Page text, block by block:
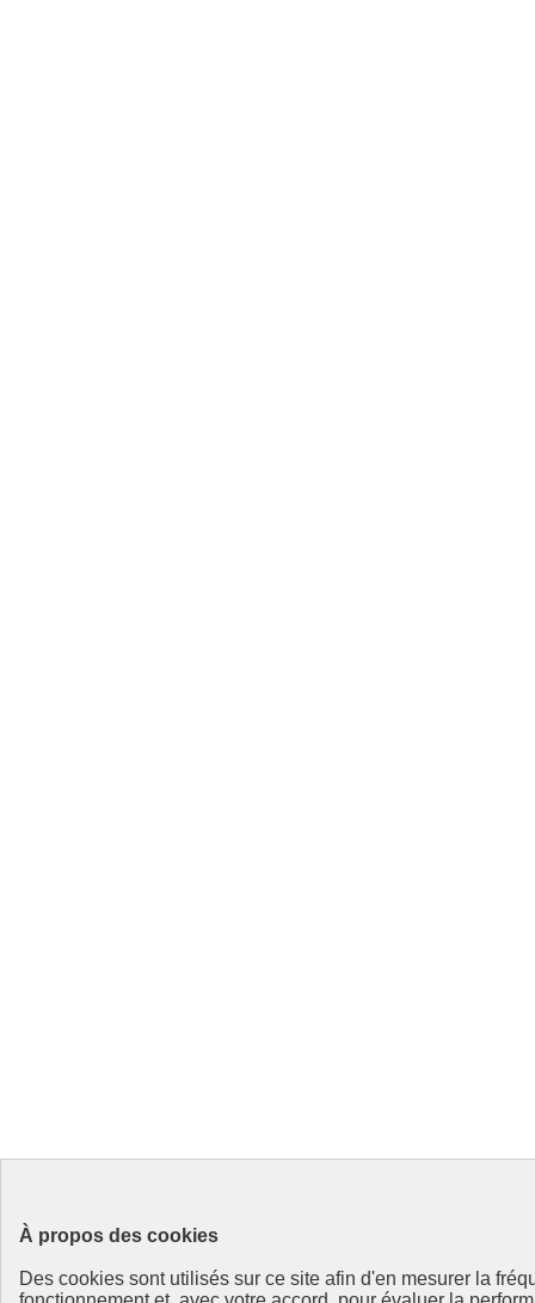
À propos des cookies
Des cookies sont utilisés sur ce site afin d'en mesurer la